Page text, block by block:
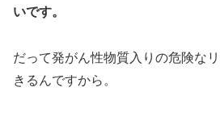
いです。
だって発がん性物質入りの危険な
きるんですから。